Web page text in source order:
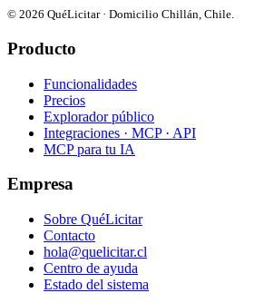
© 2026 QuéLicitar · Domicilio Chillán, Chile.
Producto
Funcionalidades
Precios
Explorador público
Integraciones · MCP · API
MCP para tu IA
Empresa
Sobre QuéLicitar
Contacto
hola@quelicitar.cl
Centro de ayuda
Estado del sistema